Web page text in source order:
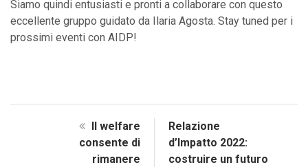
Siamo quindi entusiasti e pronti a collaborare con questo
eccellente gruppo guidato da Ilaria Agosta. Stay tuned per i
prossimi eventi con AIDP!
Il welfare
consente di
rimanere
Relazione
d’Impatto 2022:
costruire un futuro